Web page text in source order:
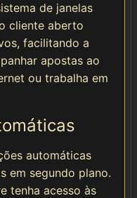
de janelas
cliente aberto
facilitando a
apostas ao
ou trabalha em
automáticas
em segundo plano.
tenha acesso às